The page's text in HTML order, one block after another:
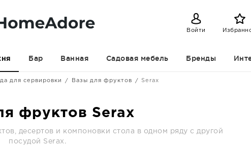
Войти
Бар Ванная Садовая мебель Бренды
для сервировки Вазы для фруктов Serax
фруктов Serax
десертов и компоновки стола в одном ряду с другой
посудой Serax.